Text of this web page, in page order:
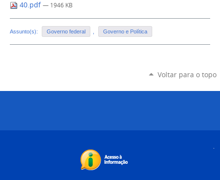
40.pdf — 1946 KB
Assunto(s): Governo federal Governo e Política
Voltar para o topo